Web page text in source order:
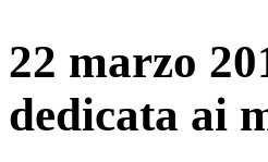
22 marzo
dedicata ai